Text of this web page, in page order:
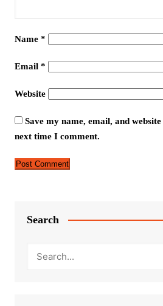
Name *
Email *
Website
Save my name, email, and
next time I comment.
Search